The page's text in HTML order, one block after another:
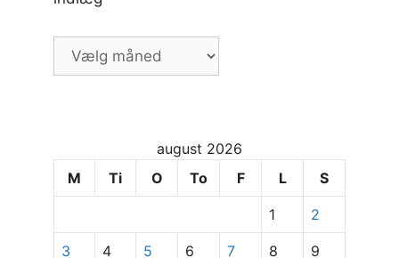
Vælg
måned
specifikke
august 2026
M
Ti O To F L S
1 2
3 4 5 6 7 8 9